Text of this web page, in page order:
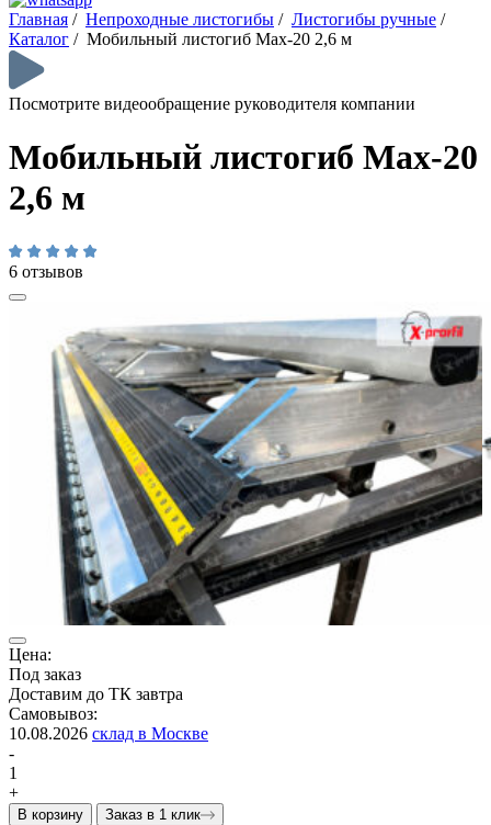
Главная / Непроходные листогибы / Листогибы ручные /
Каталог / Мобильный листогиб Max-20 2,6 м
Посмотрите видеообращение руководителя компании
Мобильный листогиб Max-20
2,6 м
6 отзывов
Цена:
Под заказ
Доставим до ТК завтра
Самовывоз:
10.08.2026 склад в Москве
-
1
+
В корзину Заказ в 1 клик